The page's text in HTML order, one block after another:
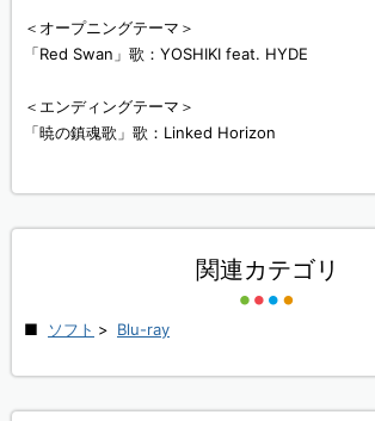
＜オープニングテーマ＞
「Red Swan」歌：YOSHIKI feat. HYDE
＜エンディングテーマ＞
「暁の鎮魂歌」歌：Linked Horizon
関連カテゴリ
ソフト > Blu-ray